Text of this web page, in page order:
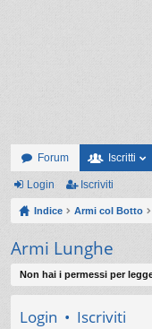
Forum Iscritti
Login Iscriviti
Indice Armi col Botto
Armi Lunghe
Non hai i permessi per
Login • Iscriviti